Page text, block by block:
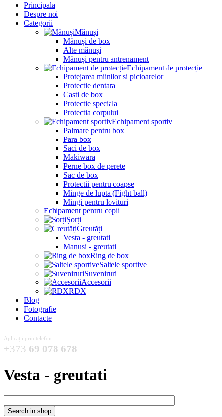
Principala
Despre noi
Categorii
Mănuși
Mănuși de box
Alte mănuși
Mănuși pentru antrenament
Echipament de protecție
Protejarea miinilor si picioarelor
Protectie dentara
Casti de box
Protectie speciala
Protectia corpului
Echipament sportiv
Palmare pentru box
Para box
Saci de box
Makiwara
Perne box de perete
Sac de box
Protectii pentru coapse
Minge de lupta (Fight ball)
Mingi pentru lovituri
Echipament pentru copii
Șorți
Greutăți
Vesta - greutati
Manusi - greutati
Ring de box
Saltele sportive
Suveniruri
Accesorii
RDX
Blog
Fotografie
Contacte
Aplicații prin telefon
+373 69 078 678
Vesta - greutati